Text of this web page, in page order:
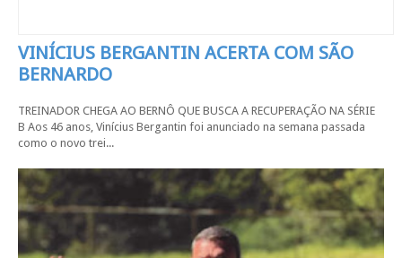
VINÍCIUS BERGANTIN ACERTA COM SÃO
BERNARDO
TREINADOR CHEGA AO BERNÔ QUE BUSCA A RECUPERAÇÃO NA SÉRIE
B Aos 46 anos, Vinícius Bergantin foi anunciado na semana passada
como o novo trei...